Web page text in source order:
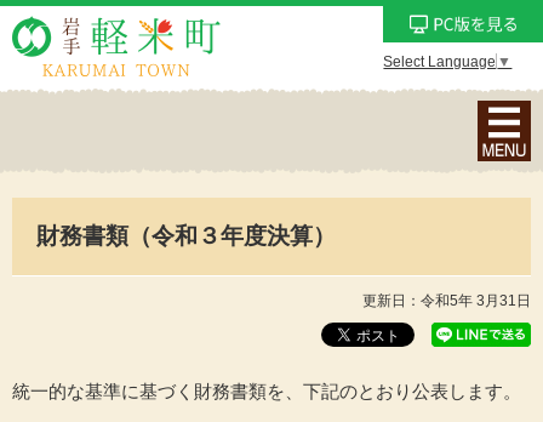
Select Language ▼
ナ
ビ
ン
メ
ュ
財務書類（令和３年度決算）
更新日：令和5年 3月31日
統一的な基準に基づく財務書類を、下記のとおり公表します。